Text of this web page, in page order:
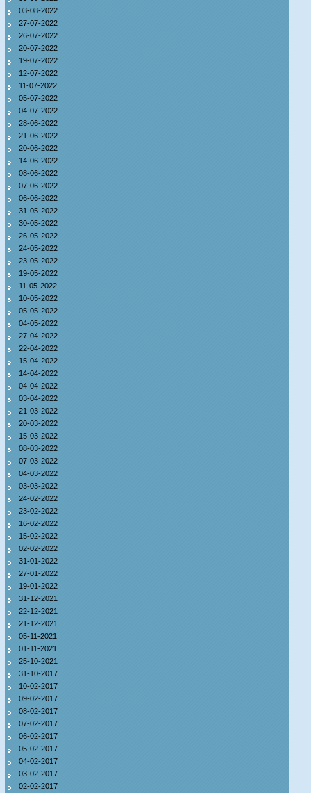
03-08-2022
27-07-2022
26-07-2022
20-07-2022
19-07-2022
12-07-2022
11-07-2022
05-07-2022
04-07-2022
28-06-2022
21-06-2022
20-06-2022
14-06-2022
08-06-2022
07-06-2022
06-06-2022
31-05-2022
30-05-2022
26-05-2022
24-05-2022
23-05-2022
19-05-2022
11-05-2022
10-05-2022
05-05-2022
04-05-2022
27-04-2022
22-04-2022
15-04-2022
14-04-2022
04-04-2022
03-04-2022
21-03-2022
20-03-2022
15-03-2022
08-03-2022
07-03-2022
04-03-2022
03-03-2022
24-02-2022
23-02-2022
16-02-2022
15-02-2022
02-02-2022
31-01-2022
27-01-2022
19-01-2022
31-12-2021
22-12-2021
21-12-2021
05-11-2021
01-11-2021
25-10-2021
31-10-2017
10-02-2017
09-02-2017
08-02-2017
07-02-2017
06-02-2017
05-02-2017
04-02-2017
03-02-2017
02-02-2017